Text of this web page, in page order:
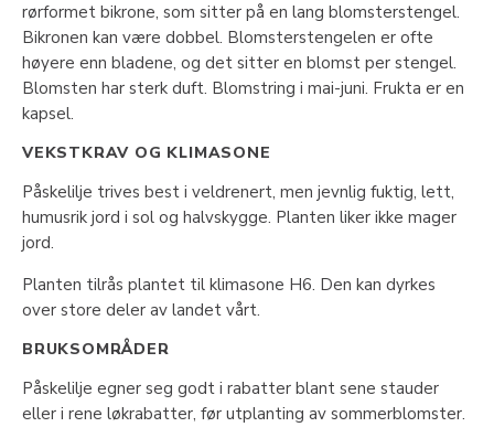
rørformet bikrone, som sitter på en lang blomsterstengel.
Bikronen kan være dobbel. Blomsterstengelen er ofte
høyere enn bladene, og det sitter en blomst per stengel.
Blomsten har sterk duft. Blomstring i mai-juni. Frukta er en
kapsel.
VEKSTKRAV OG KLIMASONE
Påskelilje trives best i veldrenert, men jevnlig fuktig, lett,
humusrik jord i sol og halvskygge. Planten liker ikke mager
jord.
Planten tilrås plantet til klimasone H6. Den kan dyrkes
over store deler av landet vårt.
BRUKSOMRÅDER
Påskelilje egner seg godt i rabatter blant sene stauder
eller i rene løkrabatter, før utplanting av sommerblomster.